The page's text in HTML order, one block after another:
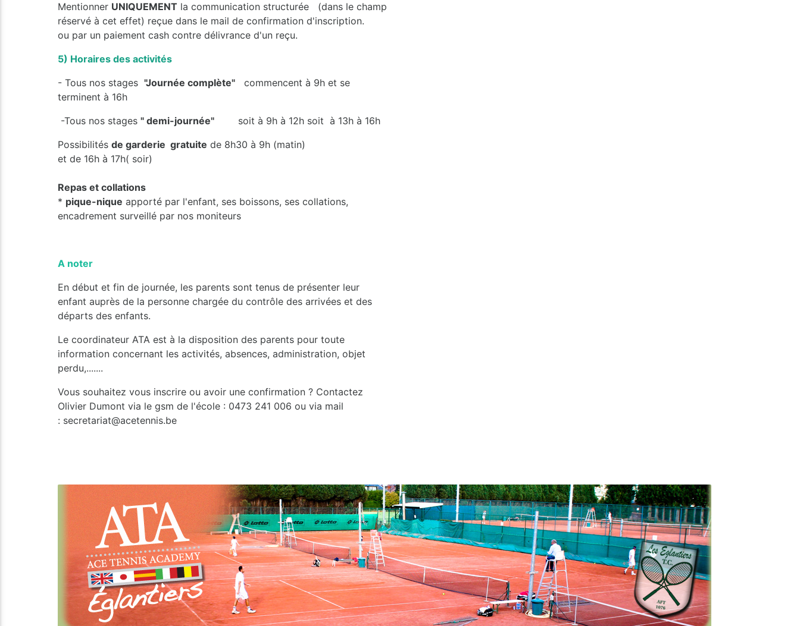
Mentionner UNIQUEMENT la communication structurée (dans le champ
réservé à cet effet) reçue dans le mail de confirmation d'inscription.
ou par un paiement cash contre délivrance d'un reçu.
5) Horaires des activités
- Tous nos stages"Journée complète" commencent à 9h et se
terminent à 16h
-Tous nos stages" demi-journée" soit à 9h à 12h soit à 13h à 16h
Possibilitésde garderie gratuite de 8h30 à 9h (matin)
et de 16h à 17h( soir)
Repas et collations
* pique-nique apporté par l'enfant, ses boissons, ses collations,
encadrement surveillé par nos moniteurs
A noter
En début et fin de journée, les parents sont tenus de présenter leur
enfant auprès de la personne chargée du contrôle des arrivées et des
départs des enfants.
Le coordinateur ATA est à la disposition des parents pour toute
information concernant les activités, absences, administration, objet
perdu,.......
Vous souhaitez vous inscrire ou avoir une confirmation ? Contactez
Olivier Dumont via le gsm de l'école : 0473 241 006 ou via mail
: secretariat@acetennis.be